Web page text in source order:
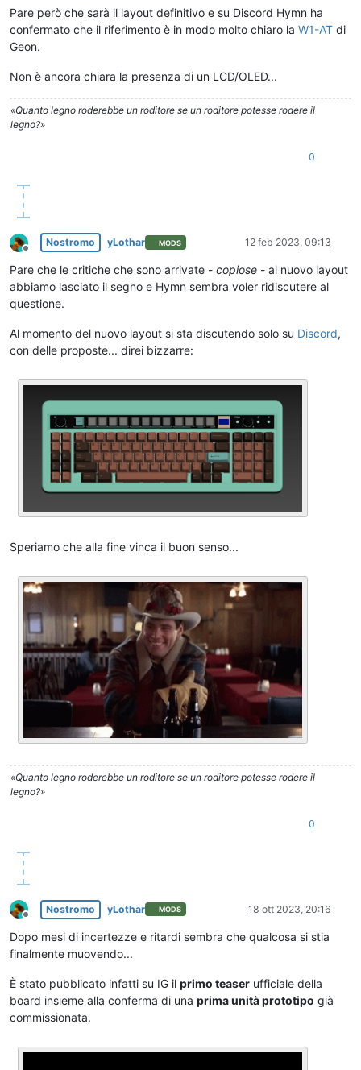
Pare però che sarà il layout definitivo e su Discord Hymn ha
confermato che il riferimento è in modo molto chiaro la W1-AT di
Geon.
Non è ancora chiara la presenza di un LCD/OLED...
«Quanto legno roderebbe un roditore se un roditore potesse rodere il
legno?»
0
Non in linea
Nostromo yLothar MODS 12 feb 2023, 09:13
Pare che le critiche che sono arrivate - copiose - al nuovo layout
abbiamo lasciato il segno e Hymn sembra voler ridiscutere al
questione.
Al momento del nuovo layout si sta discutendo solo su Discord,
con delle proposte... direi bizzarre:
Speriamo che alla fine vinca il buon senso...
«Quanto legno roderebbe un roditore se un roditore potesse rodere il
legno?»
0
Non in linea
Nostromo yLothar MODS 18 ott 2023, 20:16
Dopo mesi di incertezze e ritardi sembra che qualcosa si stia
finalmente muovendo...
È stato pubblicato infatti su IG il primo teaser ufficiale della
board insieme alla conferma di una prima unità prototipo già
commissionata.